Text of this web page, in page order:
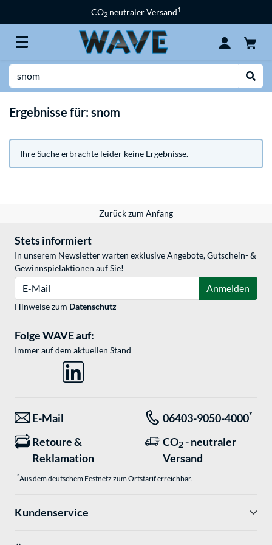
CO2 neutraler Versand1
Ergebnisse für: snom
Ihre Suche erbrachte leider keine Ergebnisse.
Zurück zum Anfang
Stets informiert
In unserem Newsletter warten exklusive Angebote, Gutschein- &
Gewinnspielaktionen auf Sie!
Anmelden
Hinweise zum Datenschutz
Folge WAVE auf:
Immer auf dem aktuellen Stand
E-Mail 06403-9050-4000*
Retoure &
Reklamation
CO2 - neutraler
Versand
*Aus dem deutschem Festnetz zum Ortstarif erreichbar.
Kundenservice